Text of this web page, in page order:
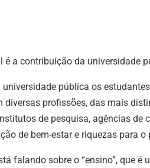
é a contribuição da universidade
universidade pública os
profissões, das mais
de pesquisa, agências
de bem-estar e riquezas para o
falando sobre o “ensino”, que